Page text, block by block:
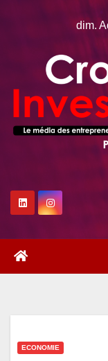
dim.
ECONOMIE